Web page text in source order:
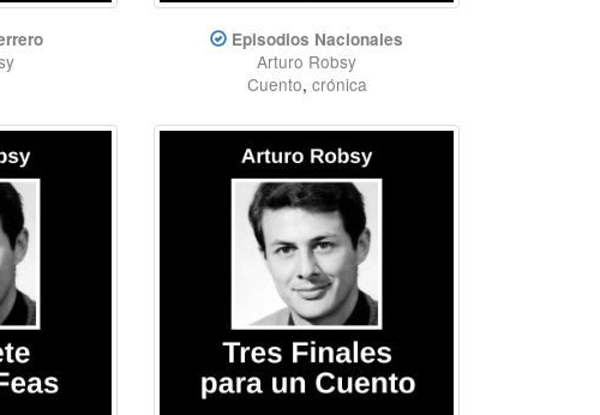
Episodios Nacionales
Arturo Robsy
Cuento, crónica